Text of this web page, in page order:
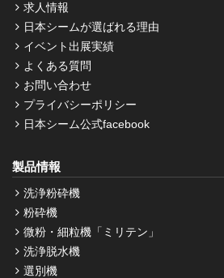
求人情報
日本シームが選ばれる理由
イベント出展実績
よくある質問
お問い合わせ
プライバシーポリシー
日本シーム公式facebook
製品情報
洗浄粉砕機
粉砕機
微粉・細粒機「ミリテン」
洗浄脱水機
選別機